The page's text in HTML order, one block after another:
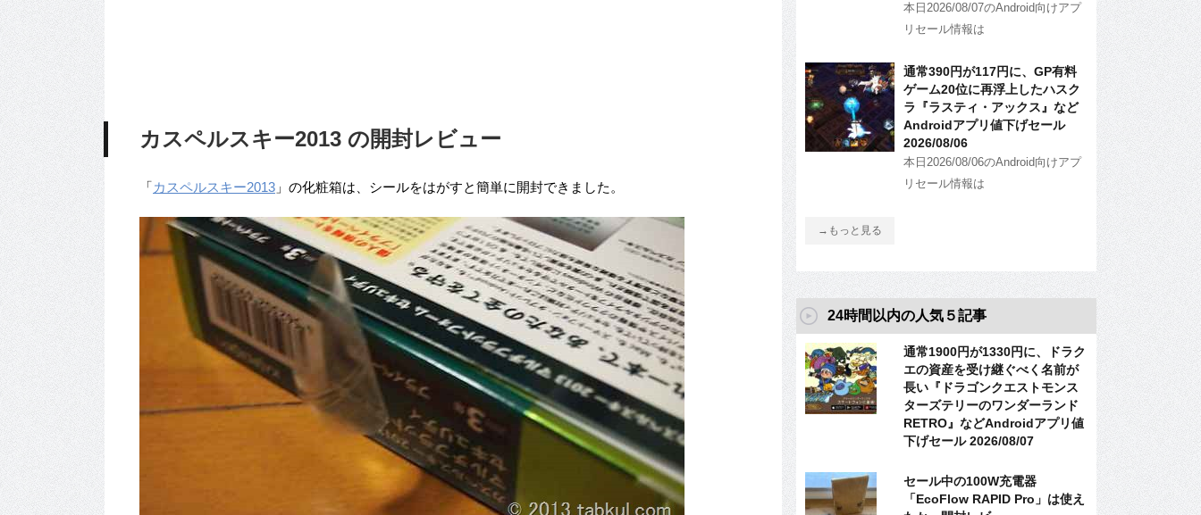
カスペルスキー2013 の開封レビュー
「カスペルスキー2013 」の化粧箱は、シールをはがすと簡単に開封できました。
本日2026/08/07のAndroid向けアプ
リセール情報は
通常390円が117円に、GP有料
ゲーム20位に再浮上したハスク
ラ『ラスティ・アックス』など
Androidアプリ値下げセール
2026/08/06
本日2026/08/06のAndroid向けアプ
リセール情報は
→もっと見る
24時間以内の人気５記事
通常1900円が1330円に、ドラク
エの資産を受け継ぐべく名前が
長い『ドラゴンクエストモンス
ターズテリーのワンダーランド
RETRO』などAndroidアプリ値
下げセール 2026/08/07
セール中の100W充電器
「EcoFlow RAPID Pro」は使え